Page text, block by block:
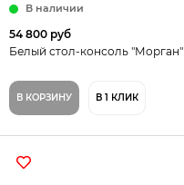
В наличии
54 800 руб
Белый стол-консоль "Морган"
В КОРЗИНУ В 1 КЛИК